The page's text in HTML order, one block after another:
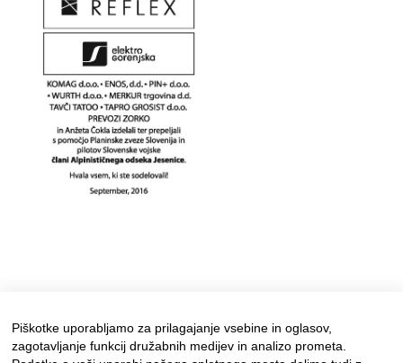
Piškotke uporabljamo za prilagajanje vsebine in oglasov,
zagotavljanje funkcij družabnih medijev in analizo prometa.